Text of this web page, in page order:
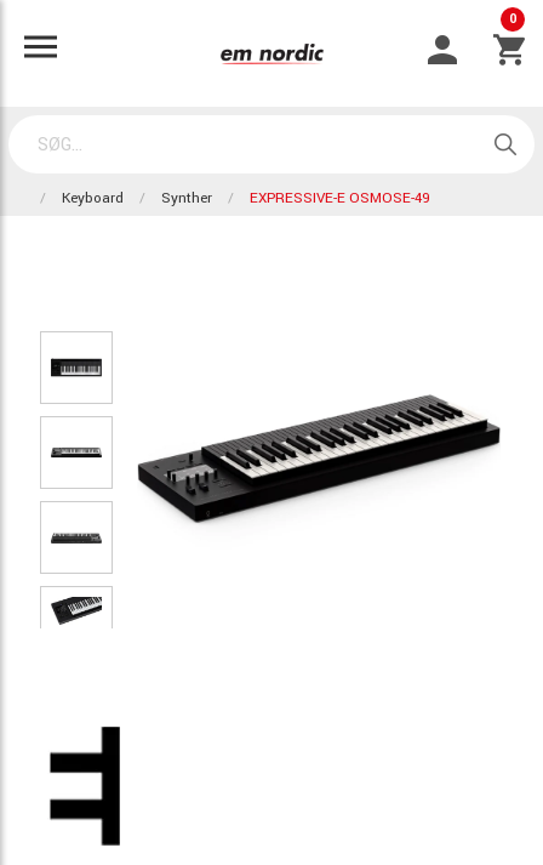
0
Keyboard Synther EXPRESSIVE-E OSMOSE-49